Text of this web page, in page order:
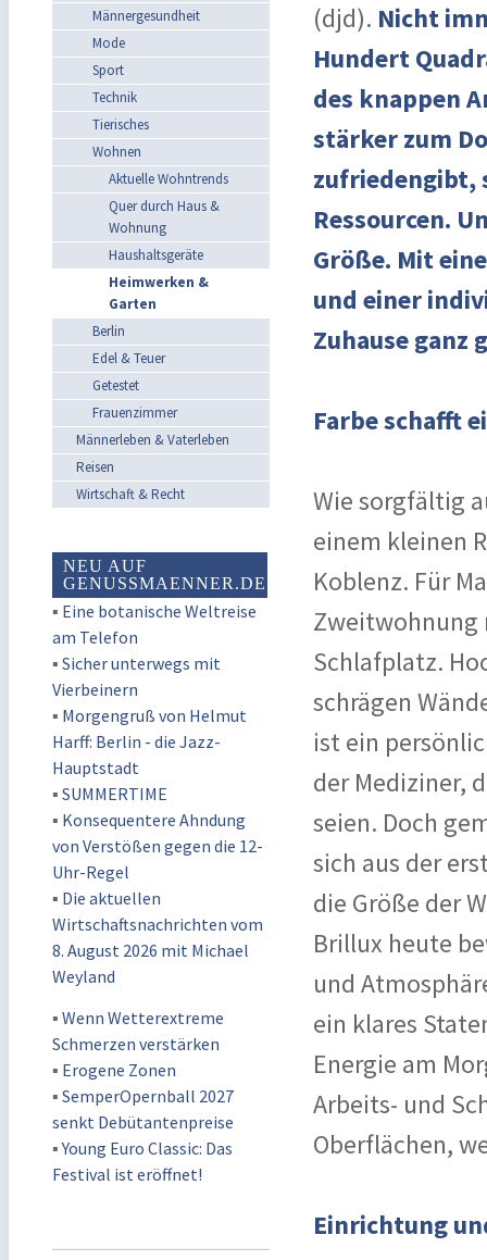
Männergesundheit
Mode
Sport
Technik
Tierisches
Wohnen
Aktuelle Wohntrends
Quer durch Haus &
Wohnung
Haushaltsgeräte
Heimwerken &
Garten
Berlin
Edel & Teuer
Getestet
Frauenzimmer
Männerleben & Vaterleben
Reisen
Wirtschaft & Recht
NEU AUF
GENUSSMAENNER.DE
▪ Eine botanische Weltreise
am Telefon
▪ Sicher unterwegs mit
Vierbeinern
▪ Morgengruß von Helmut
Harff: Berlin - die Jazz-
Hauptstadt
▪ SUMMERTIME
▪ Konsequentere Ahndung
von Verstößen gegen die 12-
Uhr-Regel
▪ Die aktuellen
Wirtschaftsnachrichten vom
8. August 2026 mit Michael
Weyland
▪ Wenn Wetterextreme
Schmerzen verstärken
▪ Erogene Zonen
▪ SemperOpernball 2027
senkt Debütantenpreise
▪Young Euro Classic: Das
Festival ist eröffnet!
(djd). Nicht
Hundert
des knappen
stärker zum
zufriedengibt,
Ressourcen.
Größe. Mit
und einer
Zuhause ganz
Farbe schafft
Wie sorgfältig
einem kleinen
Koblenz. Für
Zweitwohnung
Schlafplatz.
schrägen
ist ein
der Mediziner,
seien. Doch
sich aus der
die Größe der
Brillux heute
und
ein klares
Energie am
Arbeits- und
Oberflächen,
Einrichtung